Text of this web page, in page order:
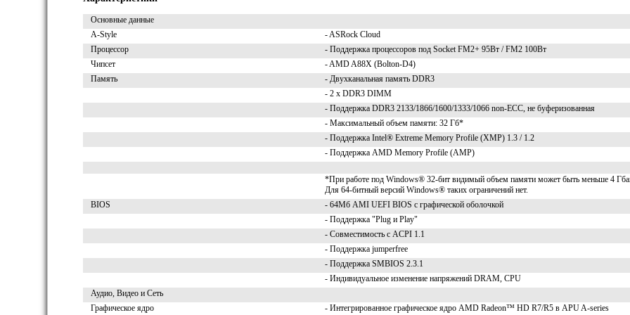
Основные данные
A-Style
- ASRock Cloud
Процессор
- Поддержка процессоров под Socket FM2+ 95Вт / FM2 100Вт
Чипсет
- AMD A88X (Bolton-D4)
Память
- Двухканальная память DDR3
- 2 x DDR3 DIMM
- Поддержка DDR3 2133/1866/1600/1333/1066 non-ECC, не буферизованная
- Максимальный объем памяти: 32 Гб*
- Поддержка Intel® Extreme Memory Profile (XMP) 1.3 / 1.2
- Поддержка AMD Memory Profile (AMP)
*При работе под Windows® 32-бит видимый объем памяти может быть меньше 4
Для 64-битный версий Windows® таких ограничений нет.
BIOS
- 64Мб AMI UEFI BIOS с графической оболочкой
- Поддержка "Plug и Play"
- Совместимость с ACPI 1.1
- Поддержка jumperfree
- Поддержка SMBIOS 2.3.1
- Индивидуальное изменение напряжений DRAM, CPU
Аудио, Видео и Сеть
Графическое ядро
- Интегрированное графическое ядро AMD Radeon™ HD R7/R5 в APU A-series